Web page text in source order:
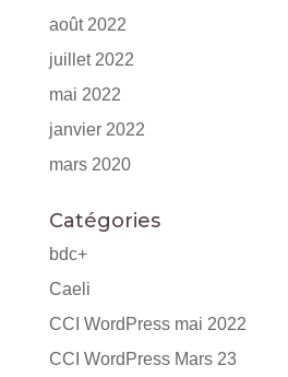
août 2022
juillet 2022
mai 2022
janvier 2022
mars 2020
Catégories
bdc+
Caeli
CCI WordPress mai 2022
CCI WordPress Mars 23